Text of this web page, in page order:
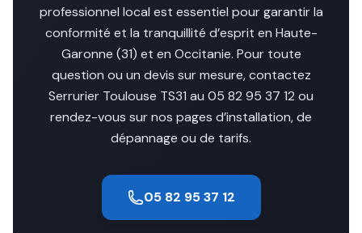
professionnel local est essentiel pour garantir la
conformité et la tranquillité d’esprit en Haute-
Garonne (31) et en Occitanie. Pour toute
question ou un devis sur mesure, contactez
Serrurier Toulouse TS31 au 05 82 95 37 12 ou
rendez-vous sur nos pages d’installation, de
dépannage ou de tarifs.
05 82 95 37 12